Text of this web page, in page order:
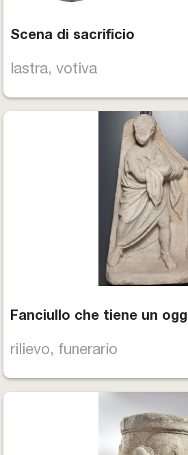
Scena di sacrificio
lastra, votiva
Fanciullo che tiene un
rilievo, funerario